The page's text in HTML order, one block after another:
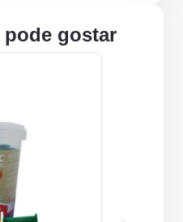
pode gostar